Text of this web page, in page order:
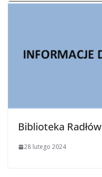
Biblioteka Radłów
28 lutego 2024